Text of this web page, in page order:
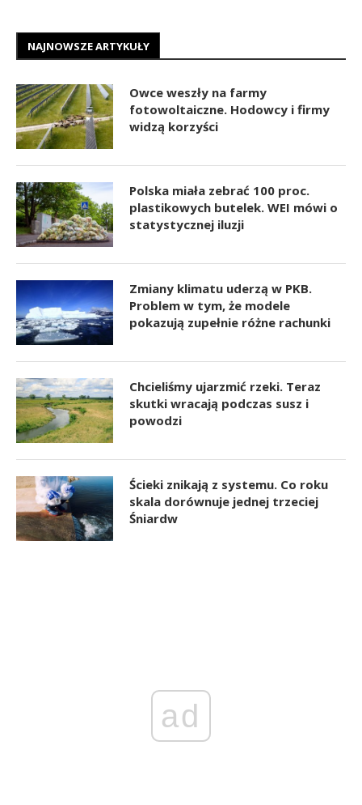
NAJNOWSZE ARTYKUŁY
Owce weszły na farmy
fotowoltaiczne. Hodowcy i firmy
widzą korzyści
Polska miała zebrać 100 proc.
plastikowych butelek. WEI mówi o
statystycznej iluzji
Zmiany klimatu uderzą w PKB.
Problem w tym, że modele
pokazują zupełnie różne rachunki
Chcieliśmy ujarzmić rzeki. Teraz
skutki wracają podczas susz i
powodzi
Ścieki znikają z systemu. Co roku
skala dorównuje jednej trzeciej
Śniardw
ad